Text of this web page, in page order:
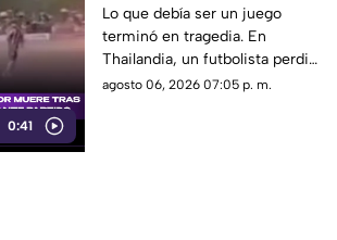
0:41
impacto de rayo
durante partido
Lo que debía ser un juego
terminó en tragedia. En
Thailandia, un futbolista perdió
la vida al ser alcanzado por un
agosto 06, 2026 07:05 p. m.